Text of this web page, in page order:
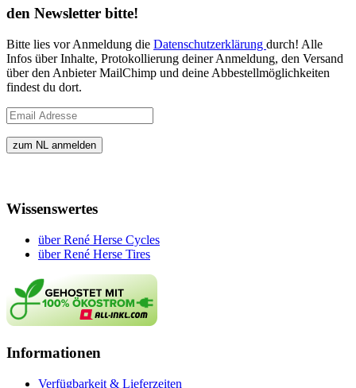
den Newsletter bitte!
Bitte lies vor Anmeldung die Datenschutzerklärung durch! Alle
Infos über Inhalte, Protokollierung deiner Anmeldung, den Versand
über den Anbieter MailChimp und deine Abbestellmöglichkeiten
findest du dort.
Wissenswertes
über René Herse Cycles
über René Herse Tires
Informationen
Verfügbarkeit & Lieferzeiten